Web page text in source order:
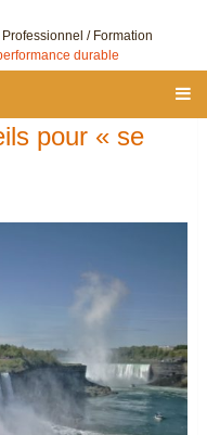
/ Formation
durable
pour « se